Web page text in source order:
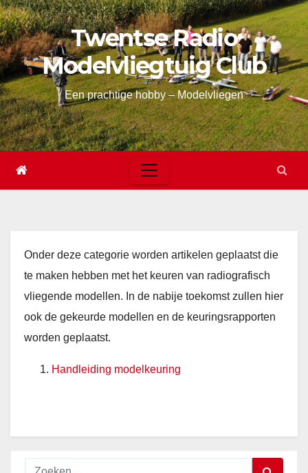
Skip
to
content
Twentse Radio
Modelvliegtuig Club
Een prachtige hobby – Modelvliegen
Onder deze categorie worden artikelen geplaatst die
te maken hebben met het keuren van radiografisch
vliegende modellen. In de nabije toekomst zullen hier
ook de gekeurde modellen en de keuringsrapporten
worden geplaatst.
Handleiding modelkeuring